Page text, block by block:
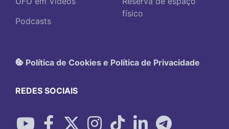
Podcasts
físico
Política de Cookies e Política de Privacidade
REDES SOCIAIS